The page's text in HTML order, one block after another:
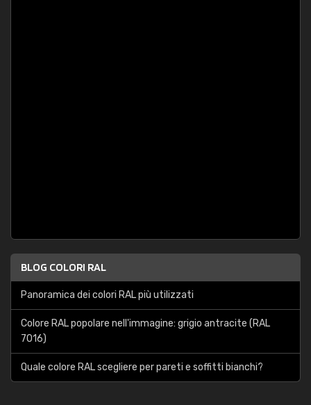
BLOG COLORI RAL
Panoramica dei colori RAL più utilizzati
Colore RAL popolare nell'immagine: grigio antracite (RAL
7016)
Quale colore RAL scegliere per pareti e soffitti bianchi?